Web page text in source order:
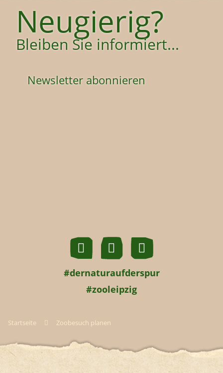
Neugierig?
Bleiben Sie informiert...
Newsletter abonnieren
#dernaturaufderspur
#zooleipzig
Startseite Zoobesuch planen